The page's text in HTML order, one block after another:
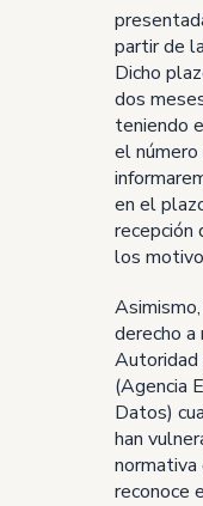
partir de
Dicho
dos
teniendo
el
en el
recepción
los
derecho a
(Agencia
Datos)
han
reconoce